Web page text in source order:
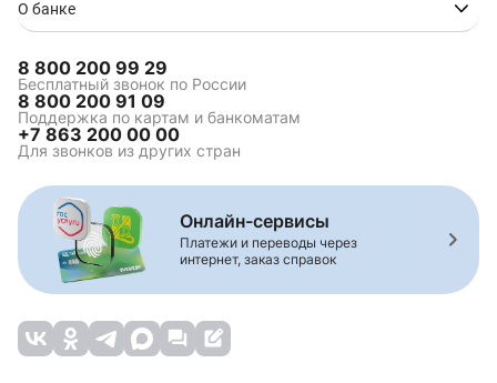
О банке
8 800 200 99 29
Бесплатный звонок по России
8 800 200 91 09
Поддержка по картам и банкоматам
+7 863 200 00 00
Для звонков из других стран
Онлайн-сервисы
Платежи и переводы через
интернет, заказ справок